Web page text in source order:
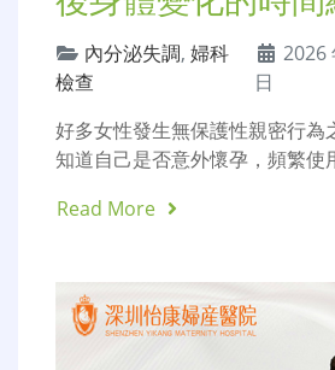
內分泌失調, 婦科
檢查
2026
日
好多女性發生無保護性親密行為
知道自己是否意外懷孕，頻繁使
Read More